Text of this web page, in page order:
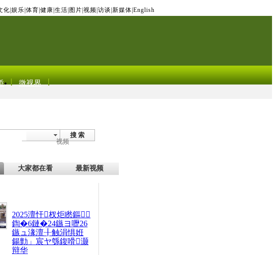
化 娱乐 体育 健康 生活 图片 视频 访谈 新媒体 English
微视界
搜 索
视频
大家都在看 最新视频
2025澶忓杈炬矁鏂
鍧�6鏈�24鏃ヨ嚦26
鏃ュ湪澶╂触涓惧姙
鍚勯」宸ヤ綔鍑嗗灏
辩华